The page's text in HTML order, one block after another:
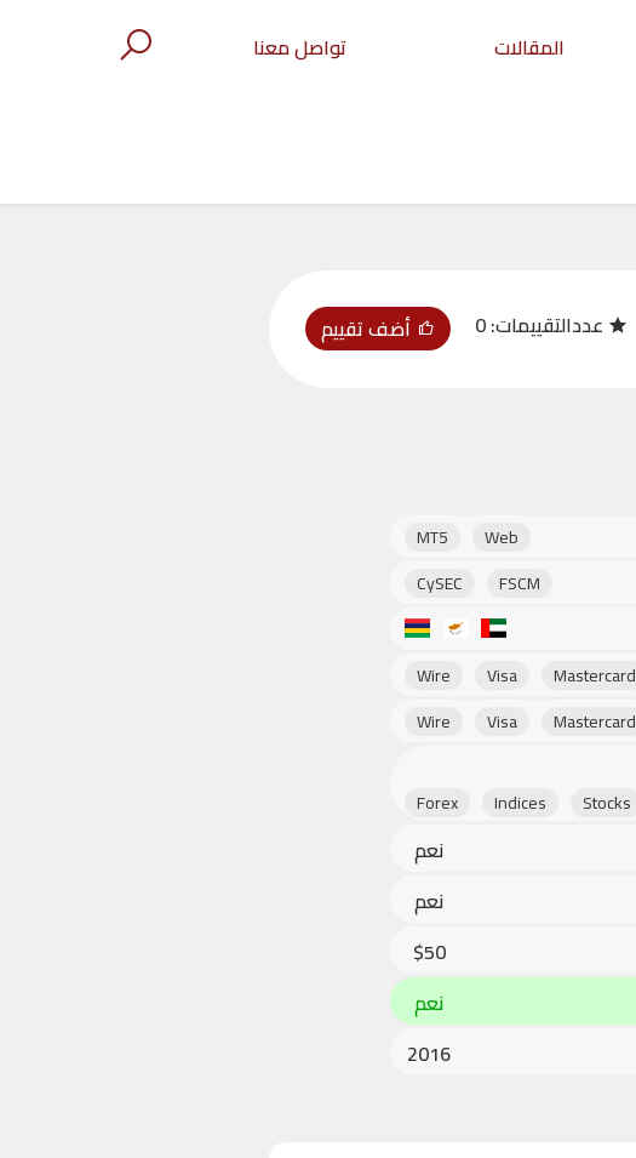
المقالات تواصل معنا
عددالتقييمات:0 أضف تقييم
MT5 Web
CySEC FSCM
Wire Visa Mastercard
Wire Visa Mastercard
Forex Indices Stocks
نعم
نعم
$50
نعم
2016